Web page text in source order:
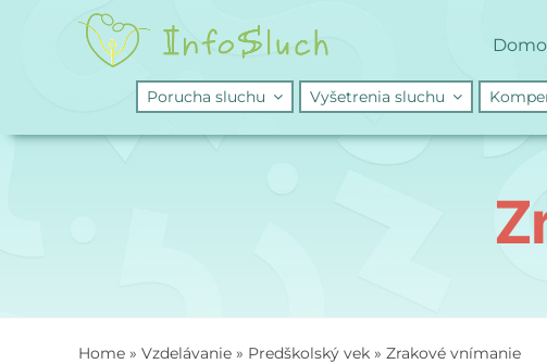
Porucha sluchu Vyšetrenia sluchu
Home » Vzdelávanie » Predškolský vek » Zrakové vnímanie